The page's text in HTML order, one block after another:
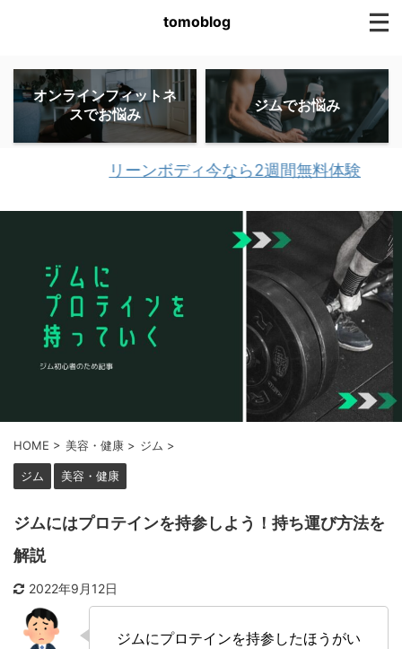
tomoblog
オンラインフィットネ
スでお悩み
ジムでお悩み
リーンボディ今なら2週間無料体験
HOME > 美容・健康 > ジム >
ジム 美容・健康
ジムにはプロテインを持参しよう！持ち運び方法を
解説
2022年9月12日
ジムにプロテインを持参したほうがい